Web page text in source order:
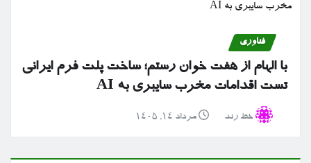
فناوری
با الهام از هفت خوان رستم؛ ساخت پلت فرم ایرانی
تست اقدامات مخرب سایبری به AI
خط رند مرداد ۱۴, ۱۴۰۵